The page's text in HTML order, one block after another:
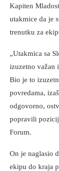
Kapiten
utakmice da je
trenutku za
„Utakmica sa
izuzetno važan
Bio je to
povredama,
odgovorno,
popravili
Forum.
On je naglasio
ekipu do kraja